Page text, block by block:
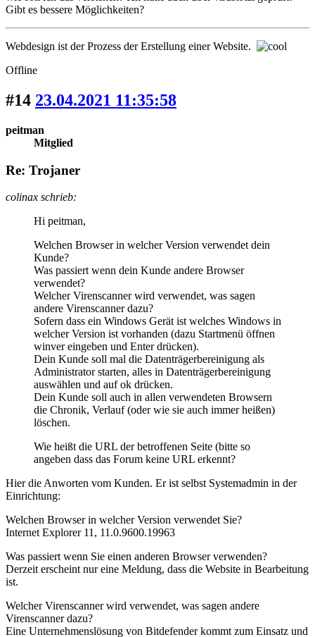
Gibt es bessere Möglichkeiten?
Webdesign ist der Prozess der Erstellung einer Website.
Offline
#14 23.04.2021 11:35:58
peitman
Mitglied
Re: Trojaner
colinax schrieb:
Hi peitman,
Welchen Browser in welcher Version verwendet dein
Kunde?
Was passiert wenn dein Kunde andere Browser
verwendet?
Welcher Virenscanner wird verwendet, was sagen
andere Virenscanner dazu?
Sofern dass ein Windows Gerät ist welches Windows in
welcher Version ist vorhanden (dazu Startmenü öffnen
winver eingeben und Enter drücken).
Dein Kunde soll mal die Datenträgerbereinigung als
Administrator starten, alles in Datenträgerbereinigung
auswählen und auf ok drücken.
Dein Kunde soll auch in allen verwendeten Browsern
die Chronik, Verlauf (oder wie sie auch immer heißen)
löschen.
Wie heißt die URL der betroffenen Seite (bitte so
angeben dass das Forum keine URL erkennt?
Hier die Anworten vom Kunden. Er ist selbst Systemadmin in der
Einrichtung:
Welchen Browser in welcher Version verwendet Sie?
Internet Explorer 11, 11.0.9600.19963
Was passiert wenn Sie einen anderen Browser verwenden?
Derzeit erscheint nur eine Meldung, dass die Website in Bearbeitung
ist.
Welcher Virenscanner wird verwendet, was sagen andere
Virenscanner dazu?
Eine Unternehmenslösung von Bitdefender kommt zum Einsatz und